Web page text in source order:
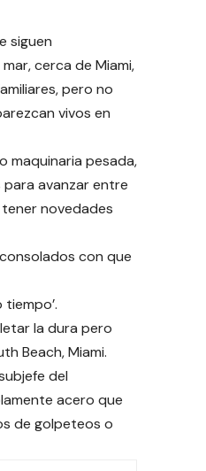
siguen
cerca de Miami,
pero no
vivos en
maquinaria pesada,
avanzar entre
novedades
con que
la dura pero
Beach, Miami.
del
acero que
de golpeteos o